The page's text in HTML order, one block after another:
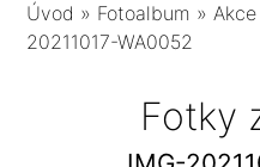
Úvod » Fotoalbum »Akce
20211017-WA0052
Fotky